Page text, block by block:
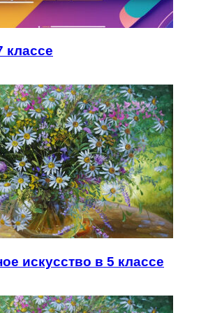
классе
искусство в 5 классе